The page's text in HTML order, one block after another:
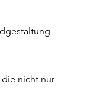
nicht nur